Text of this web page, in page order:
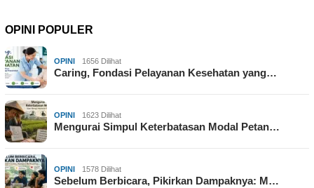
OPINI POPULER
OPINI 1656 Dilihat
Caring, Fondasi Pelayanan Kesehatan yang…
OPINI 1623 Dilihat
Mengurai Simpul Keterbatasan Modal Petan…
OPINI 1578 Dilihat
Sebelum Berbicara, Pikirkan Dampaknya: M…